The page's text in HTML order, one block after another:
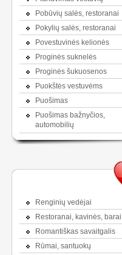
Pobūvių salės, restoranai
Pokylių salės, restoranai
Povestuvinės kelionės
Proginės suknelės
Proginės šukuosenos
Puokštės vestuvėms
Puošimas
Puošimas bažnyčios,
automobilių
Renginių vedėjai
Restoranai, kavinės, barai
Romantiškas savaitgalis
Rūmai, santuokų